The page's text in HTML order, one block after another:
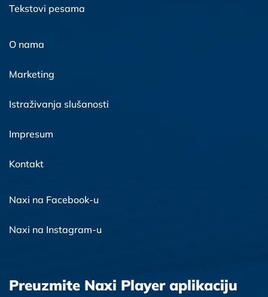
Tekstovi pesama
O nama
Marketing
Istraživanja slušanosti
Impresum
Kontakt
Naxi na Facebook-u
Naxi na Instagram-u
Preuzmite Naxi Player aplikaciju